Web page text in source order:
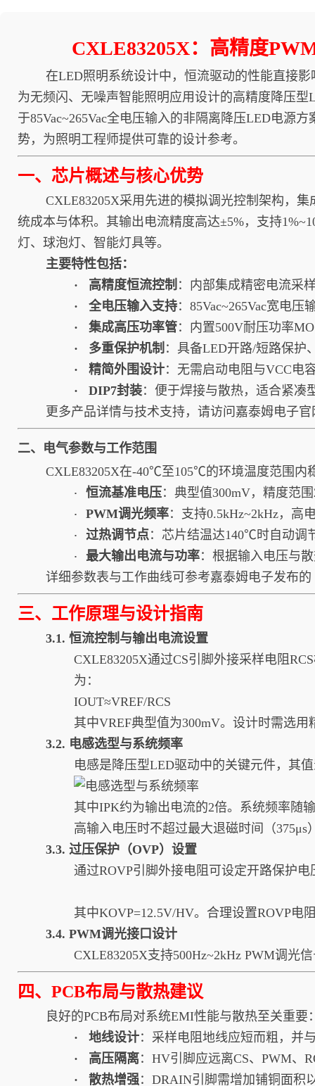
CXLE83205X：高精度
在LED照明系统设计中，恒流驱动的性能直接影
为无频闪、无噪声智能照明应用设计的高精度降压
于85Vac~265Vac全电压输入的非隔离降压LED电源
势，为照明工程师提供可靠的设计参考。
一、芯片概述与核心优势
CXLE83205X采用先进的模拟调光控制架构，集
统成本与体积。其输出电流精度高达±5%，支持
灯、球泡灯、智能灯具等。
主要特性包括：
· 高精度恒流控制 ：内部集成精密电流采
· 全电压输入支持：85Vac~265Vac宽电
· 集成高压功率管：内置500V耐压功率
· 多重保护机制 ：具备LED开路/短路保护
· 精简外围设计：无需启动电阻与VCC电
· DIP7封装：便于焊接与散热，适合紧凑
更多产品详情与技术支持，请访问嘉泰姆电子官
二、电气参数与工作范围
CXLE83205X在-40℃至105℃的环境温度范围内
· 恒流基准电压：典型值300mV，精度范
· PWM调光频率：支持0.5kHz~2kHz，高
· 过热调节点：芯片结温达140℃时自动调
· 最大输出电流与功率：根据输入电压与
详细参数表与工作曲线可参考嘉泰姆电子发布
三、工作原理与设计指南
3.1. 恒流控制与输出电流设置
CXLE83205X通过CS引脚外接采样电阻
为：
IOUT​≈VREF​​/RCS​
其中VREF典型值为300mV。设计时需选
3.2. 电感选型与系统频率
电感是降压型LED驱动中的关键元件，其
其中IPK约为输出电流的2倍。系统频率随
高输入电压时不超过最大退磁时间（375μs
3.3. 过压保护（OVP）设置
通过ROVP引脚外接电阻可设定开路保护电
其中KOVP=12.5V/HV。合理设置ROVP电
3.4. PWM调光接口设计
CXLE83205X支持500Hz~2kHz PWM调光
四、PCB布局与散热建议
良好的PCB布局对系统EMI性能与散热至关重要
· 地线设计：采样电阻地线应短而粗，并
· 高压隔离：HV引脚应远离CS、PWM、
·​​​​​​​ 散热增强：DRAIN引脚需增加铺铜面积